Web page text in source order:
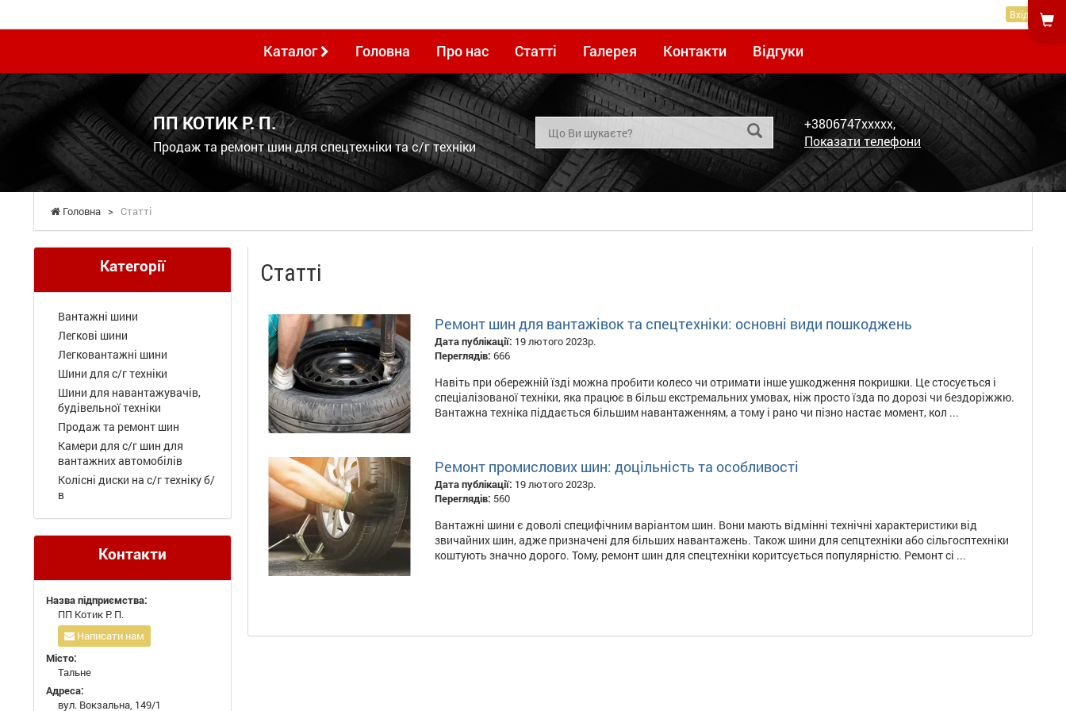
Вхід
Каталог Головна Про нас Статті Галерея Контакти Відгуки
ПП КОТИК Р. П.
Продаж та ремонт шин для спецтехніки та с/г техніки
+3806747xxxxx,
Показати телефони
Головна > Статті
Статті
Ремонт шин для вантажівок та спецтехніки: основні види пошкоджень
Дата публікації: 19 лютого 2023р.
Переглядів: 666
Навіть при обережній їзді можна пробити колесо чи отримати інше ушкодження покришки. Це стосується і
спеціалізованої техніки, яка працює в більш екстремальних умовах, ніж просто їзда по дорозі чи бездоріжжю.
Вантажна техніка піддається більшим навантаженням, а тому і рано чи пізно настає момент, кол ...
Ремонт промислових шин: доцільність та особливості
Дата публікації: 19 лютого 2023р.
Переглядів: 560
Вантажні шини є доволі специфічним варіантом шин. Вони мають відмінні технічні характеристики від
звичайних шин, адже призначені для більших навантажень. Також шини для сепцтехніки або сільгосптехніки
коштують значно дорого. Тому, ремонт шин для спецтехніки коритсується популярністю. Ремонт сі ...
Категорії
Вантажні шини
Легкові шини
Легковантажні шини
Шини для с/г техніки
Шини для навантажувачів,
будівельної техніки
Продаж та ремонт шин
Камери для с/г шин для
вантажних автомобілів
Колісні диски на с/г техніку б/
в
Контакти
Назва підприємства:
ПП Котик Р. П.
Написати нам
Місто:
Тальне
Адреса:
вул. Вокзальна, 149/1